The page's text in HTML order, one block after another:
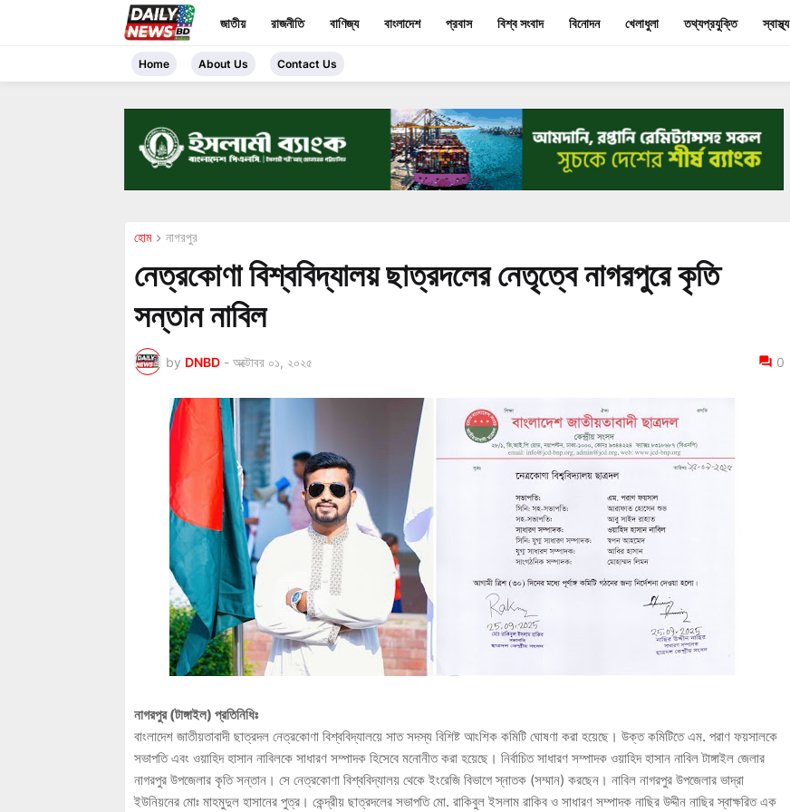
জাতীয় রাজনীতি বাণিজ্য বাংলাদেশ প্রবাস বিশ্ব সংবাদ বিনোদন খেলাধুলা তথ্যপ্রযুক্তি স্বাস্থ্য
Home About Us Contact Us
হোম নাগরপুর
নেত্রকোণা বিশ্ববিদ্যালয় ছাত্রদলের নেতৃত্বে নাগরপুরে কৃতি
সন্তান নাবিল
by DNBD - অক্টোবর ০১, ২০২৫ 0
নাগরপুর (টাঙ্গাইল) প্রতিনিধিঃ
বাংলাদেশ জাতীয়তাবাদী ছাত্রদল নেত্রকোণা বিশ্ববিদ্যালয়ে সাত সদস্য বিশিষ্ট আংশিক কমিটি ঘোষণা করা হয়েছে। উক্ত কমিটিতে এম. পরাণ ফয়সালকে
সভাপতি এবং ওয়াহিদ হাসান নাবিলকে সাধারণ সম্পাদক হিসেবে মনোনীত করা হয়েছে। নির্বাচিত সাধারণ সম্পাদক ওয়াহিদ হাসান নাবিল টাঙ্গাইল জেলার
নাগরপুর উপজেলার কৃতি সন্তান। সে নেত্রকোণা বিশ্ববিদ্যালয় থেকে ইংরেজি বিভাগে স্নাতক (সম্মান) করছেন। নাবিল নাগরপুর উপজেলার ভাদ্রা
ইউনিয়নের মোঃ মাহমুদুল হাসানের পুত্র। কেন্দ্রীয় ছাত্রদলের সভাপতি মো. রাকিবুল ইসলাম রাকিব ও সাধারণ সম্পাদক নাছির উদ্দীন নাছির স্বাক্ষরিত এক